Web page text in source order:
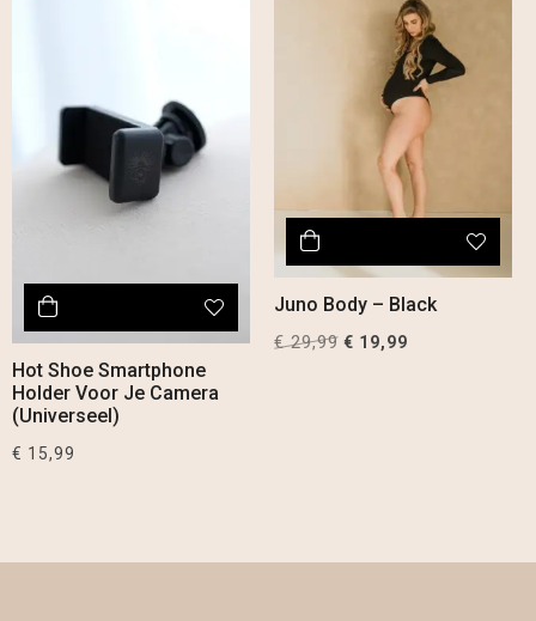
Hot Shoe Smartphone
Holder Voor Je Camera
(Universeel)
€ 15,99
Juno Body – Black
€29,99 Original
€ 19,99